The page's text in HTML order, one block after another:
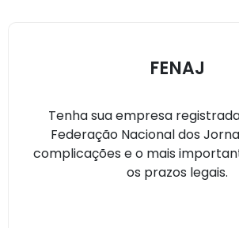
FENAJ
Tenha sua empresa
Federação Nacional dos
complicações e o mais
os prazos legais.